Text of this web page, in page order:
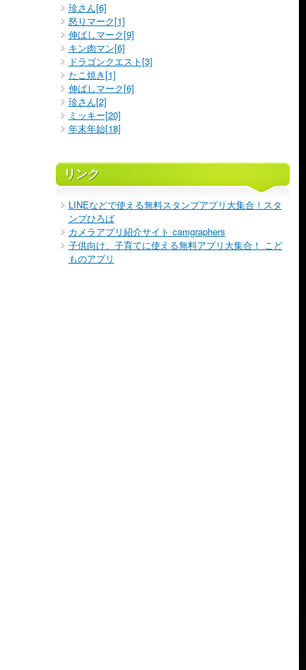
珍さん[6]
怒りマーク[1]
伸ばしマーク[9]
キン肉マン[6]
ドラゴンクエスト[3]
たこ焼き[1]
伸ばしマーク[6]
珍さん[2]
ミッキー[20]
年末年始[18]
リンク
LINEなどで使える無料スタンプアプリ大集合！スタ
ンプひろば
カメラアプリ紹介サイト camgraphers
子供向け、子育てに使える無料アプリ大集合！ こど
ものアプリ